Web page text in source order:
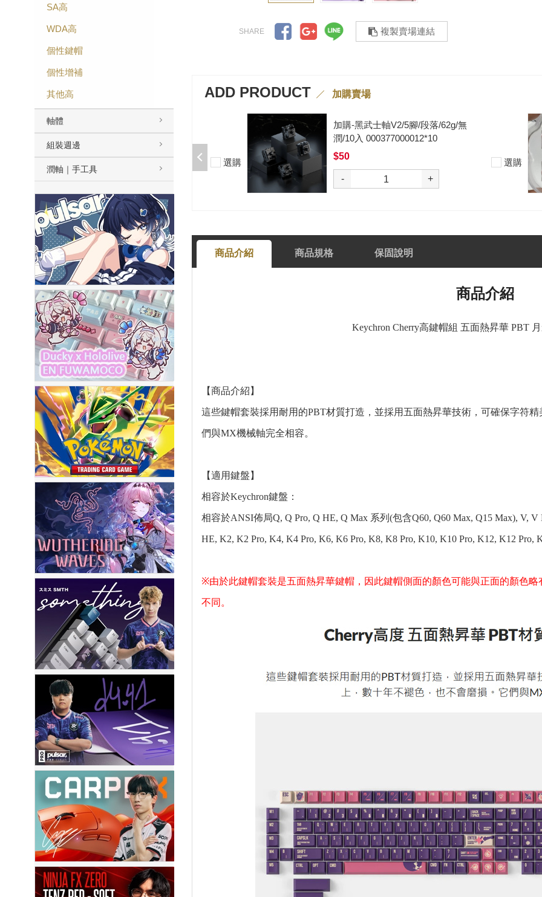
SA高
WDA高
個性鍵帽
個性增補
其他高
軸體
組裝週邊
潤軸｜手工具
複製賣場連結
ADD PRODUCT 加購賣場
加購-剪刀石頭布猜拳鍵帽一盒四
$199
- +
選購
加購-夢境軸/5腳/段落/58g/無潤/10
入 000377000013*10
$50
+
選購
商品介紹 商品規格 保固說明
商品介紹
Keychron Cherry高鍵帽組 五面熱昇華 PBT
【商品介紹】
這些鍵帽套裝採用耐用的PBT材質打造，並採用五面熱昇華技術，可確保字符
們與MX機械軸完全相容。
【適用鍵盤】
相容於Keychron鍵盤：
相容於ANSI佈局Q, Q Pro, Q HE, Q Max 系列(包含Q60, Q60 Max, Q15 Max), V, V
HE, K2, K2 Pro, K4, K4 Pro, K6, K6 Pro, K8, K8 Pro, K10, K10 Pro, K12, K12 Pro,
※由於此鍵帽套裝是五面熱昇華鍵帽，因此鍵帽側面的顏色可能與正面的顏色
不同。